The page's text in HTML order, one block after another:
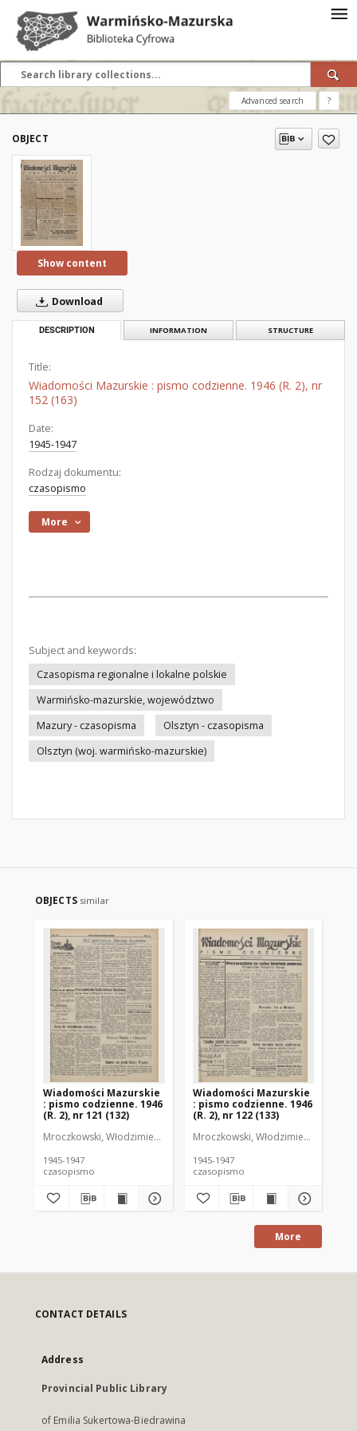
Advanced search ?
OBJECT
Show content
Download
DESCRIPTION INFORMATION STRUCTURE
Title:
Wiadomości Mazurskie : pismo codzienne. 1946 (R. 2), nr
152 (163)
Date:
1945-1947
Rodzaj dokumentu:
czasopismo
More
Subject and keywords:
Czasopisma regionalne i lokalne polskie
Warmińsko-mazurskie, województwo
Mazury - czasopisma
Olsztyn - czasopisma
Olsztyn (woj. warmińsko-mazurskie)
OBJECTS similar
Wiadomości Mazurskie
: pismo codzienne. 1946
(R. 2), nr 121 (132)
Mroczkowski, Włodzimierz (1902-1971). Redaktor
1945-1947
czasopismo
Wiadomości Mazurskie
: pismo codzienne. 1946
(R. 2), nr 122 (133)
Mroczkowski, Włodzimierz (1902-
1945-1947
czasopismo
More
CONTACT DETAILS
Address
Provincial Public Library
of Emilia Sukertowa-Biedrawina